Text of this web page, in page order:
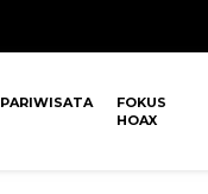
PARIWISATA
FOKUS
HOAX